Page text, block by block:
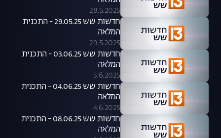
28.5.2025
חדשות שש 29.05.25 - התכנית
המלאה
29.5.2025
חדשות שש 03.06.25 - התכנית
המלאה
3.6.2025
חדשות שש 04.06.25 - התכנית
המלאה
4.6.2025
חדשות שש 08.06.25 - התכנית
המלאה